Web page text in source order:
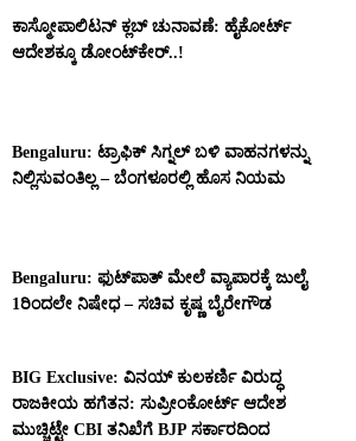
ಕಾಸ್ಮೋಪಾಲಿಟನ್‌ ಕ್ಲಬ್‌ ಚುನಾವಣೆ: ಹೈಕೋರ್ಟ್‌
ಆದೇಶಕ್ಕೂ ಡೋಂಟ್‌ಕೇರ್‌..!
Bengaluru: ಟ್ರಾಫಿಕ್‌ ಸಿಗ್ನಲ್‌ ಬಳಿ ವಾಹನಗಳನ್ನು
ನಿಲ್ಲಿಸುವಂತಿಲ್ಲ – ಬೆಂಗಳೂರಲ್ಲಿ ಹೊಸ ನಿಯಮ
Bengaluru: ಫುಟ್‌ಪಾತ್‌ ಮೇಲೆ ವ್ಯಾಪಾರಕ್ಕೆ ಜುಲೈ
1ರಿಂದಲೇ ನಿಷೇಧ – ಸಚಿವ ಕೃಷ್ಣ ಬೈರೇಗೌಡ
BIG Exclusive: ವಿನಯ್‌ ಕುಲಕರ್ಣಿ ವಿರುದ್ಧ
ರಾಜಕೀಯ ಹಗೆತನ: ಸುಪ್ರೀಂಕೋರ್ಟ್‌ ಆದೇಶ
ಮುಚ್ಚಿಟ್ಟೇ CBI ತನಿಖೆಗೆ BJP ಸರ್ಕಾರದಿಂದ